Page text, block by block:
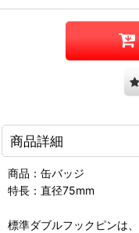
商品詳細
商品：缶バッジ
特長：直径75mm
標準ダブルフックピンは